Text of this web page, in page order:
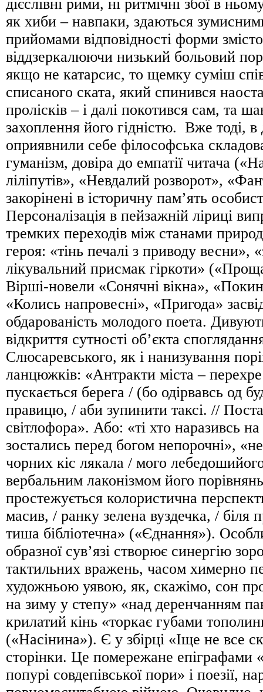
дієслівні рими, ні ритмічні збої в
як хиби – навпаки, здаються
прийомами відповідності форми
віддзеркалюючи низький больовий
якщо не катарсис, то щемку суміш
списаного ската, який спинився
пролісків – і далі покотився сам, та
захоплення його гідністю. Вже тоді,
оприявнили себе філософська
гуманізм, довіра до емпатії читача
ліліпутів», «Невдалий розворот»,
закорінені в історичну пам’ять
Персоналізація в пейзажній ліриці
тремких переходів між станами
героя: «тінь печалі з приводу весни»,
лікувальний присмак гіркоти»
Вірші-новели «Сонячні вікна»,
«Колись напровесні», «Пригода»
обдарованість молодого поета.
відкриття сутності об’єкта
Слюсаревського, як і нанизування
ланцюжків: «Антракти міста –
пускається берега / (бо одірвавсь од
правицю, / аби зупинити таксі. //
світлофора». Або: «ті хто наразивсь
зостались перед богом непорочні»,
чорних кіс лякала / мого
вербальним лаконізмом його
простежується колористична
масив, / ранку зелена вуздечка, /
тиша бібліотечна» («Єднання»).
образної сув’язі створює синергію
тактильних вражень, часом химерно
художньою уявою, як, cкажімо, сон
на зиму у степу» «над деренчанням
крилатий кінь «торкає губами
(«Насінина»). Є у збірці «Іще не все
сторінки. Це помережане епіграфами
попурі совдепівської пори» і поезії,